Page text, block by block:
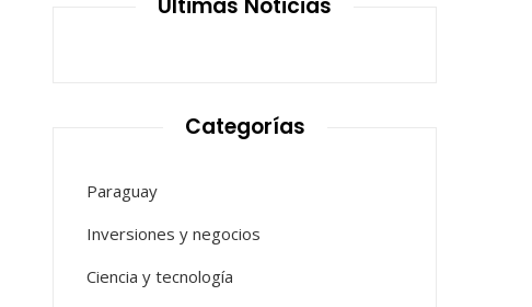
Últimas Noticias
Categorías
Paraguay
Inversiones y negocios
Ciencia y tecnología